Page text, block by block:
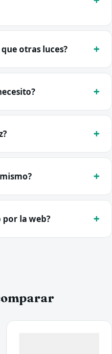
otras luces?
por la web?